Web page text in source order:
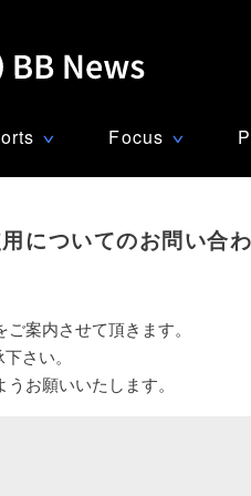
∨ Focus ∨
についてのお問い合
案内させて頂きます。
さい。
お願いいたします。